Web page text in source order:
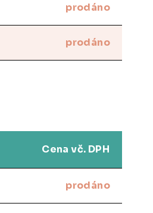
prodáno
prodáno
Cena vč. DPH
prodáno